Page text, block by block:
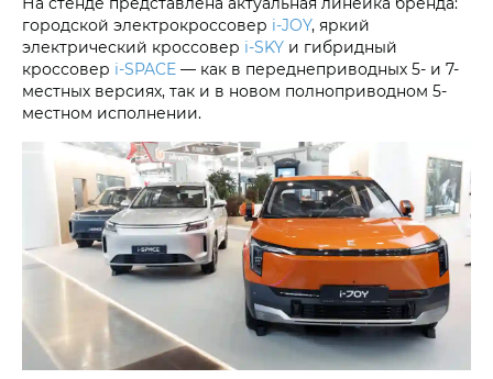
городской электрокроссовер i‑JOY, яркий
электрический кроссовер i‑SKY и гибридный
кроссовер i‑SPACE — как в переднеприводных 5- и 7-
местных версиях, так и в новом полноприводном 5-
местном исполнении.